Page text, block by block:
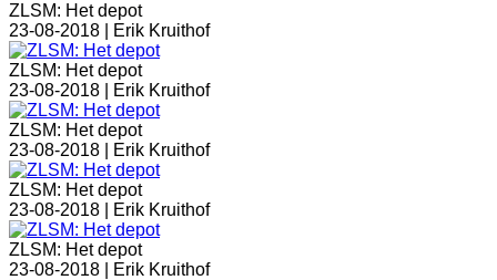
ZLSM: Het depot
23-08-2018 |
Erik Kruithof
ZLSM: Het depot
23-08-2018 |
Erik Kruithof
ZLSM: Het depot
23-08-2018 |
Erik Kruithof
ZLSM: Het depot
23-08-2018 |
Erik Kruithof
ZLSM: Het depot
23-08-2018 |
Erik Kruithof